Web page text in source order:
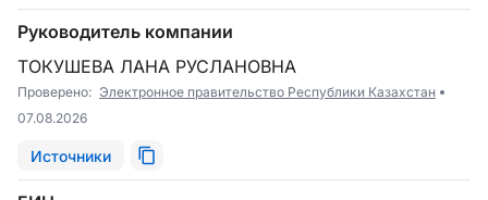
Руководитель компании
ТОКУШЕВА ЛАНА РУСЛАНОВНА
Проверено: Электронное правительство Республики Казахстан
07.08.2026
Источники